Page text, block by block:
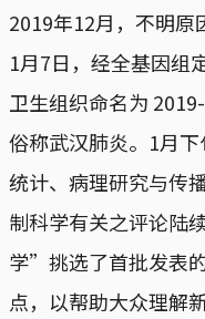
2019年12月，不明原
1月7日，经全基因组
卫生组织命名为
俗称武汉肺炎。1月
统计、病理研究与传
制科学有关之评论陆
学”挑选了首批发表
点，以帮助大众理解